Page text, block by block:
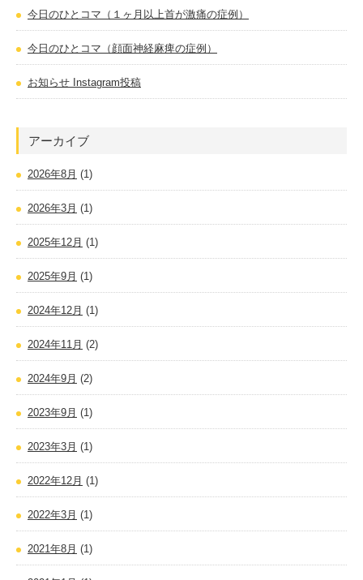
今日のひとコマ（１ヶ月以上首が激痛の症例）
今日のひとコマ（顔面神経麻痺の症例）
お知らせ Instagram投稿
アーカイブ
2026年8月 (1)
2026年3月 (1)
2025年12月 (1)
2025年9月 (1)
2024年12月 (1)
2024年11月 (2)
2024年9月 (2)
2023年9月 (1)
2023年3月 (1)
2022年12月 (1)
2022年3月 (1)
2021年8月 (1)